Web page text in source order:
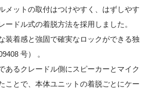
メットの取付はつけやすく、はずしやす
ードル式の着脱方法を採用しました。
装着感と強固で確実なロックができる独
号） 。
あるクレードル側にスピーカーとマイク
ことで、本体ユニットの着脱ごとにケー